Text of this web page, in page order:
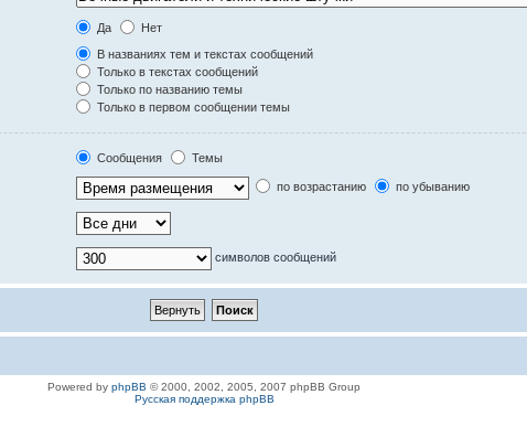
Да
Нет
В названиях тем и текстах сообщений
Только в текстах сообщений
Только по названию темы
Только в первом сообщении темы
Сообщения
Темы
по возрастанию по убыванию
символов сообщений
Powered by phpBB © 2000, 2002, 2005, 2007 phpBB Group
Русская поддержка phpBB